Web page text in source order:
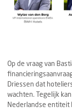
Op de vraag van
Driessen dat
wachten. Tegelijk
Nederlandse entiteit